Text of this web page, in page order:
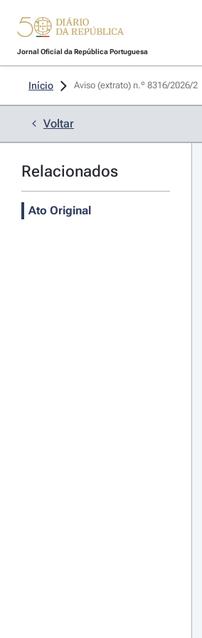
Jornal Oficial da República Portuguesa
Início Aviso (extrato) n.º 8316/2026/2
Voltar
Relacionados
Ato Original